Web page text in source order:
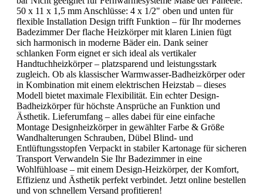
50 x 11 x 1,5 mm Anschlüsse: 4 x 1/2" oben und unten für
flexible Installation Design trifft Funktion – für Ihr modernes
Badezimmer Der flache Heizkörper mit klaren Linien fügt
sich harmonisch in moderne Bäder ein. Dank seiner
schlanken Form eignet er sich ideal als vertikaler
Handtuchheizkörper – platzsparend und leistungsstark
zugleich. Ob als klassischer Warmwasser-Badheizkörper oder
in Kombination mit einem elektrischen Heizstab – dieses
Modell bietet maximale Flexibilität. Ein echter Design-
Badheizkörper für höchste Ansprüche an Funktion und
Ästhetik. Lieferumfang – alles dabei für eine einfache
Montage Designheizkörper in gewählter Farbe & Größe
Wandhalterungen Schrauben, Dübel Blind- und
Entlüftungsstopfen Verpackt in stabiler Kartonage für sicheren
Transport Verwandeln Sie Ihr Badezimmer in eine
Wohlfühloase – mit einem Design-Heizkörper, der Komfort,
Effizienz und Ästhetik perfekt verbindet. Jetzt online bestellen
und von schnellem Versand profitieren!